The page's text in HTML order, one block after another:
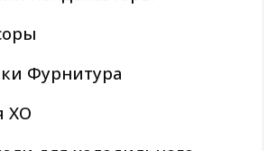
Фурнитура
ХО